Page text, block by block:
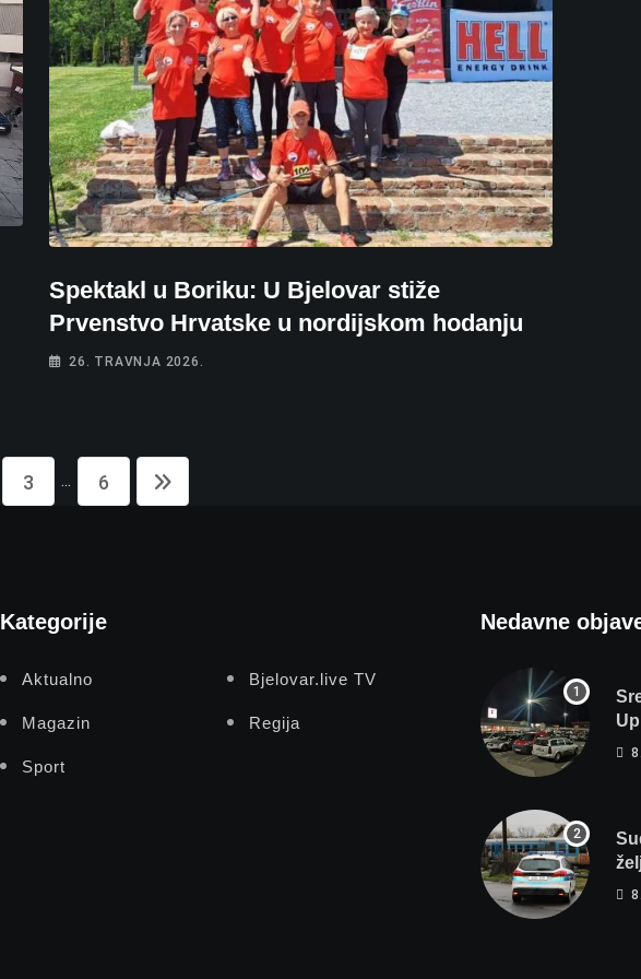
Spektakl u Boriku: U Bjelovar stiže
Prvenstvo Hrvatske u nordijskom hodanju
26. TRAVNJA 2026.
3 ... 6
Kategorije
Aktualno Bjelovar.live TV
Magazin Regija
Sport
Nedavne
80